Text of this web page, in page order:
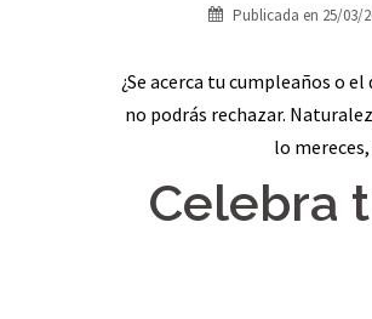
Publicada en 25/03/
¿Se acerca tu cumpleaños o
no podrás rechazar.
lo
Celebra